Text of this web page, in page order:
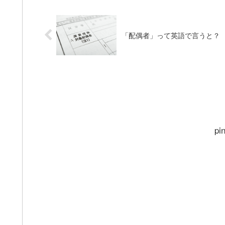
「配偶者」って英語で言うと？